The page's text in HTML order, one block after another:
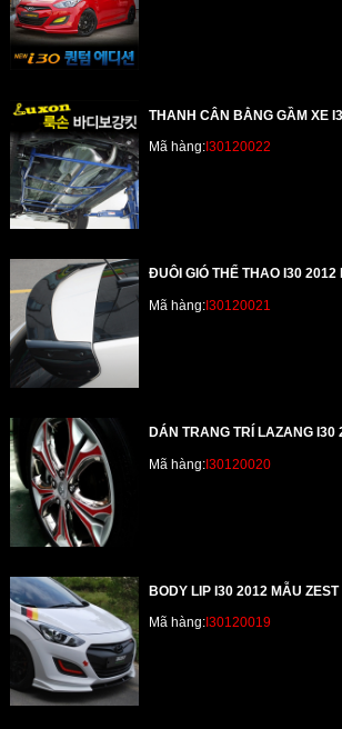
THANH CÂN BẰNG GẦM XE
Mã hàng:I30120022
ĐUÔI GIÓ THỂ THAO I30 2012
Mã hàng:I30120021
DÁN TRANG TRÍ LAZANG I30
Mã hàng:I30120020
BODY LIP I30 2012 MẪU ZEST
Mã hàng: I30120019